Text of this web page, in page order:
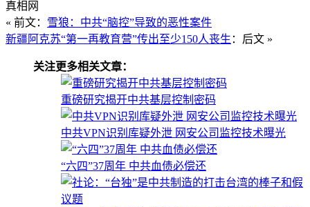
真相网
« 前文： 雪狼：中共“脑控”导致的恶性案件
新疆阿克苏“第一再教育营”传出至少150人丧生 ：后文 »
关注更多相关文章：
重磅研究揭开中共基层控制密码
中共VPN识别库疑外泄 网安公司监控技术曝光
“六四”37周年 中共血债必偿还